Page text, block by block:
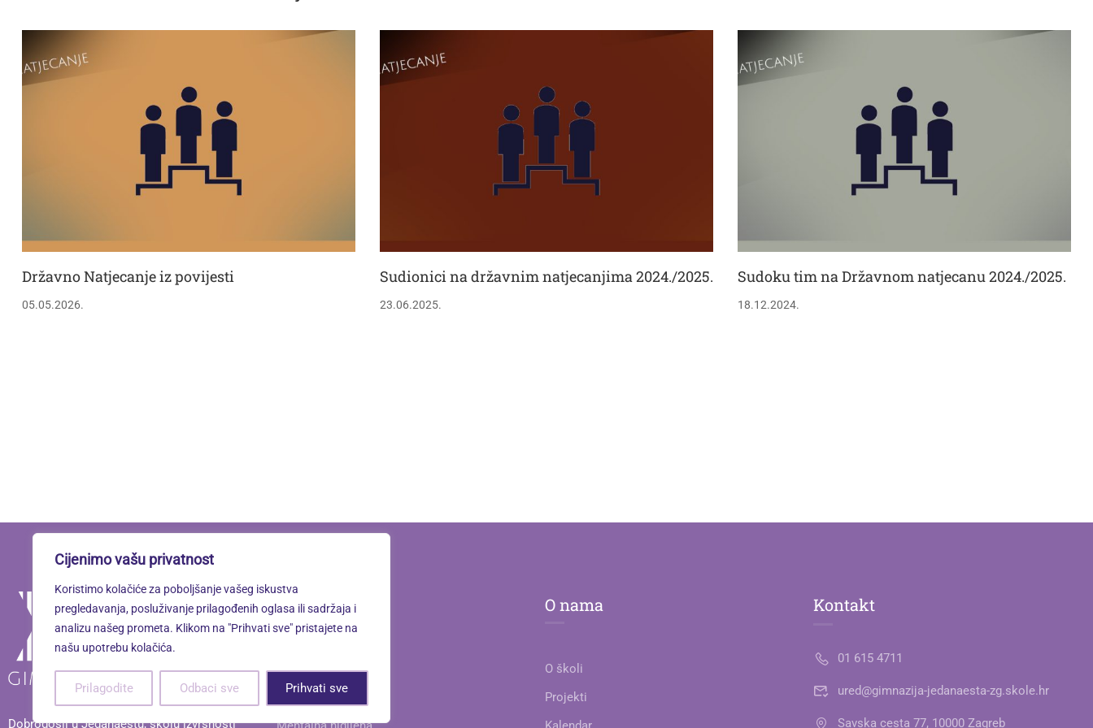
Cijenimo vašu privatnost
Koristimo kolačiće za poboljšanje vašeg iskustva
pregledavanja, posluživanje prilagođenih oglasa ili sadržaja i
analizu našeg prometa. Klikom na "Prihvati sve" pristajete na
našu upotrebu kolačića.
Prilagodite Odbaci sve Prihvati sve
Državno Natjecanje iz povijesti
05.05.2026.
Sudionici na državnim natjecanjima 2024./2025.
23.06.2025.
Sudoku tim na Državnom natjecanu 2024./2025.
18.12.2024.
Dobrodošli u Jedanaestu, školu izvrsnosti
Linkovi
Oximoron
Mentalno zdravlje
O nama
O školi
Projekti
Kontakt
01 615 4711
ured@gimnazija-jedanaesta-zg.skole.hr
Savska cesta 77, 10000 Zagreb